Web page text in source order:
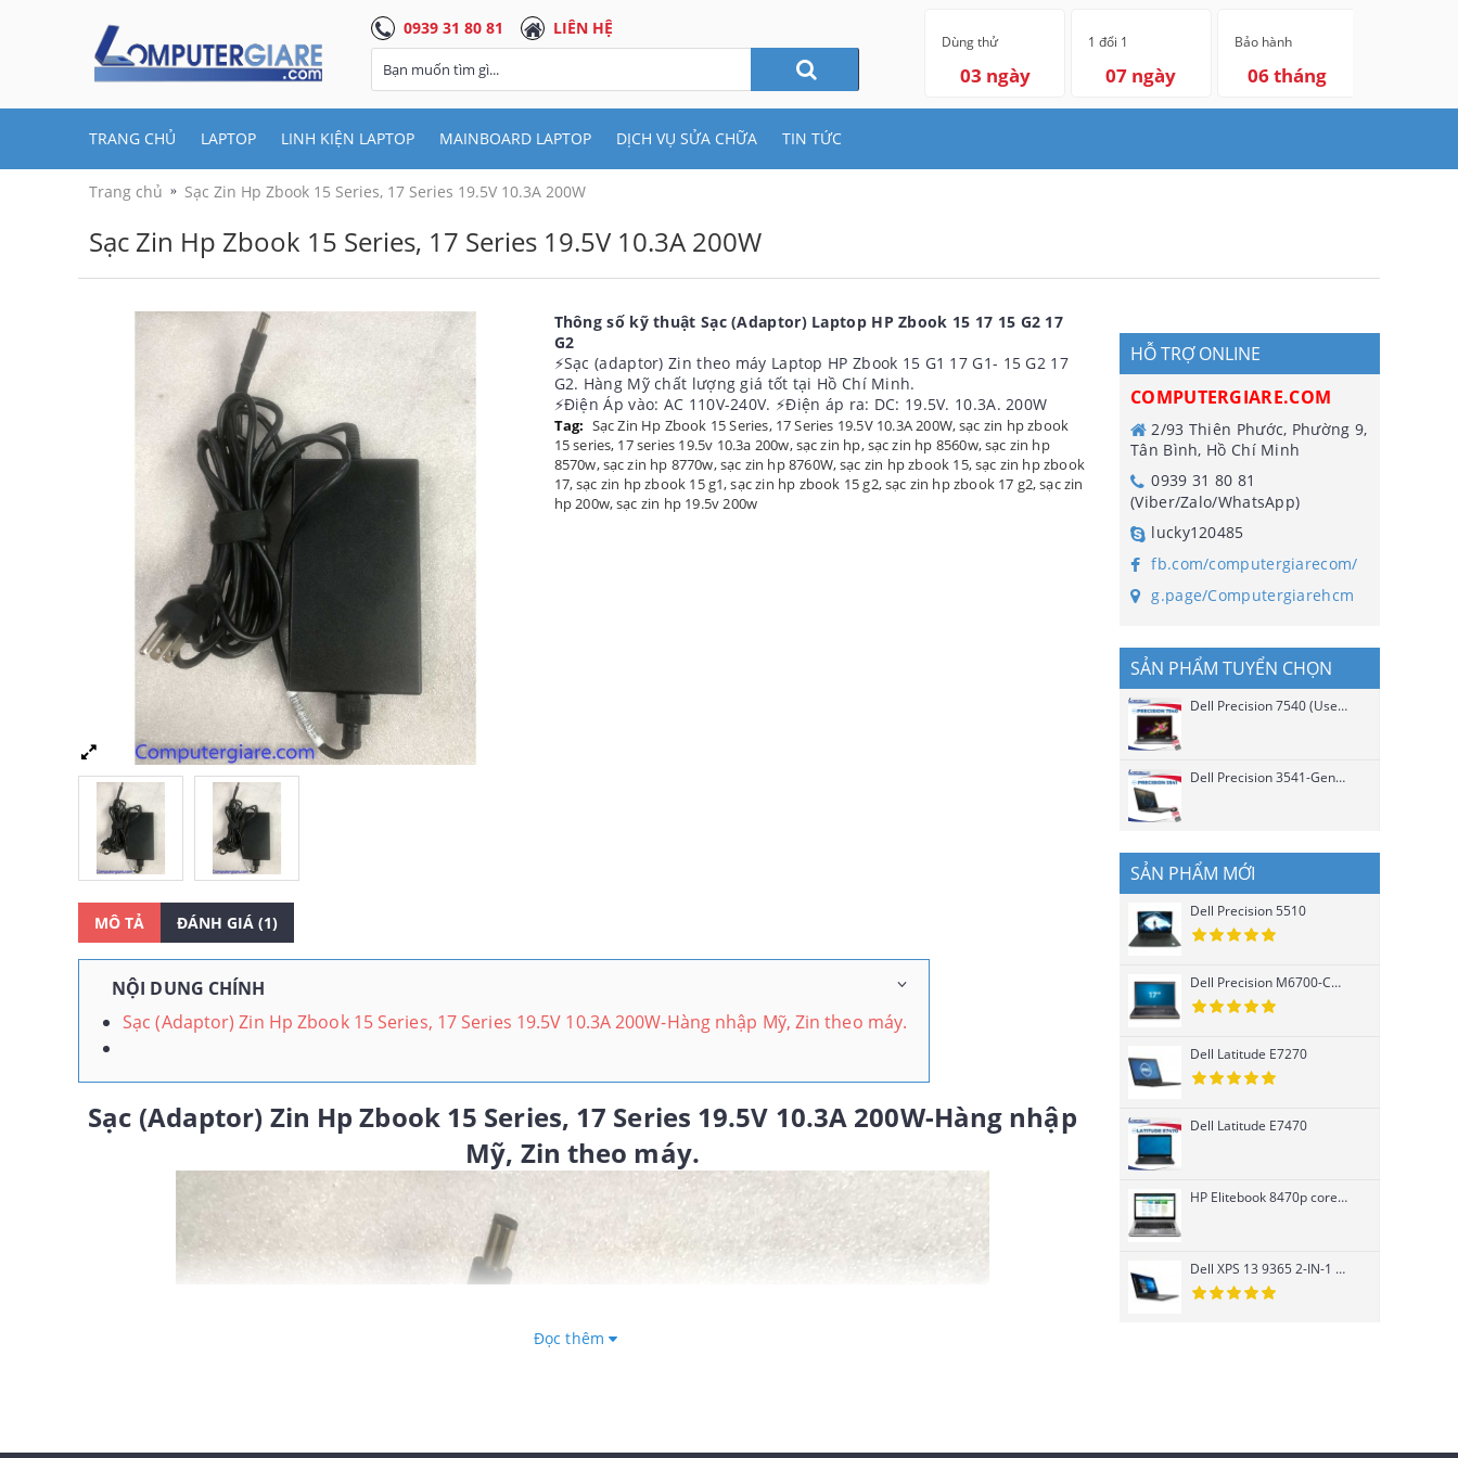
0939 31 80 81 LIÊN HỆ
Dùng thử
03 ngày
1 đổi 1
07 ngày
Bảo hành
06 tháng
TRANG CHỦ LAPTOP LINH KIỆN LAPTOP MAINBOARD LAPTOP DỊCH VỤ SỬA CHỮA TIN TỨC
Trang chủ Sạc Zin Hp Zbook 15 Series, 17 Series 19.5V 10.3A 200W
Sạc Zin Hp Zbook 15 Series, 17 Series 19.5V 10.3A 200W
Thông số kỹ thuật Sạc (Adaptor) Laptop HP Zbook 15 17 15 G2 17
G2
⚡️Sạc (adaptor) Zin theo máy Laptop HP Zbook 15 G1 17 G1- 15 G2 17
G2. Hàng Mỹ chất lượng giá tốt tại Hồ Chí Minh.
⚡️Điện Áp vào: AC 110V-240V. ⚡️Điện áp ra: DC: 19.5V. 10.3A. 200W
Tag: Sạc Zin Hp Zbook 15 Series, 17 Series 19.5V 10.3A 200W,sạc zin hp zbook
15 series, 17 series 19.5v 10.3a 200w,sạc zin hp,sạc zin hp 8560w,sạc zin hp
8570w,sạc zin hp 8770w,sạc zin hp 8760W,sạc zin hp zbook 15,sạc zin hp zbook
17,sạc zin hp zbook 15 g1,sạc zin hp zbook 15 g2,sạc zin hp zbook 17 g2,sạc zin
hp 200w,sạc zin hp 19.5v 200w
MÔ TẢ ĐÁNH GIÁ (1)
NỘI DUNG CHÍNH
Sạc (Adaptor) Zin Hp Zbook 15 Series, 17 Series 19.5V 10.3A 200W-Hàng nhập Mỹ, Zin theo máy.
Sạc (Adaptor) Zin Hp Zbook 15 Series, 17 Series 19.5V 10.3A 200W-Hàng nhập
Mỹ, Zin theo máy.
Đọc thêm
HỖ TRỢ ONLINE
COMPUTERGIARE.COM
2/93 Thiên Phước, Phường 9,
Tân Bình, Hồ Chí Minh
0939 31 80 81
(Viber/Zalo/WhatsApp)
lucky120485
fb.com/computergiarecom/
g.page/Computergiarehcm
SẢN PHẨM TUYỂN CHỌN
Dell Precision 7540 (Used)
Dell Precision 3541-Gen 9 Chip H (Used)
SẢN PHẨM MỚI
Dell Precision 5510
Dell Precision M6700-Core i7 3740QM-K3000M
Dell Latitude E7270
Dell Latitude E7470
HP Elitebook 8470p core i7 Ivy Bridge 3520M, Card rời
Dell XPS 13 9365 2-IN-1 cảm ứng Core i7